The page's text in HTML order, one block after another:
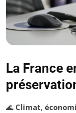
La France
🌊 Climat,